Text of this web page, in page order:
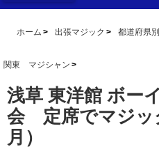
ホーム 出張マジック 都道府県
関東 マジシャン
浅草 東洋館 ボー
会 定席でマジッ
月）